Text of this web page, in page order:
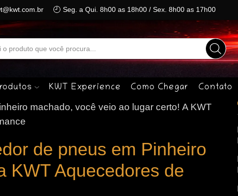
Seg. a Qui. 8h00 as 18h00 / Sex. 8h00 as 17h00
Search
input
KWT Experience Como Chegar Contato
machado, você veio ao lugar certo! A KWT
de pneus em Pinheiro
KWT Aquecedores de